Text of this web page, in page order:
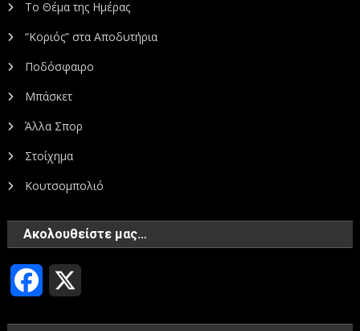
Το Θέμα της Ημέρας
“Κοριός” στα Αποδυτήρια
Ποδόσφαιρο
Μπάσκετ
Άλλα Σπορ
Στοίχημα
Κουτσομπολιό
Ακολουθείστε μας…
Facebook